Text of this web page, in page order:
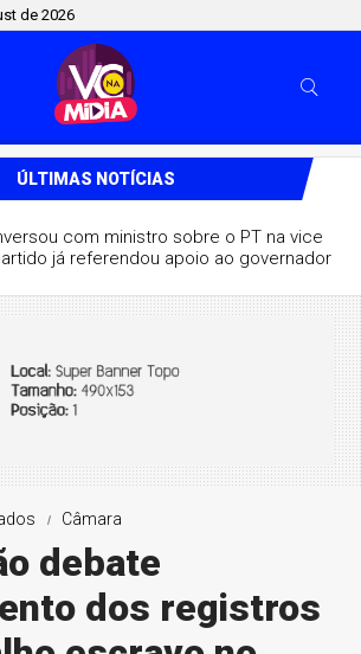
de 2026
ÚLTIMAS NOTÍCIAS
com ministro sobre o PT na vice
já referendou apoio ao governador
Câmara
debate
dos registros